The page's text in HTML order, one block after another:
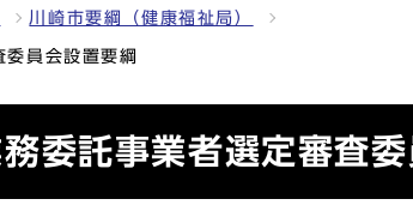
川崎市要綱（健康福祉局）
委員会設置要綱
委託事業者選定審査